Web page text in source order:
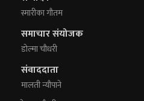
स्मारीका गौतम
समाचार संयोजक
डोल्मा चौधरी
संवाददाता
मालती न्यौपाने